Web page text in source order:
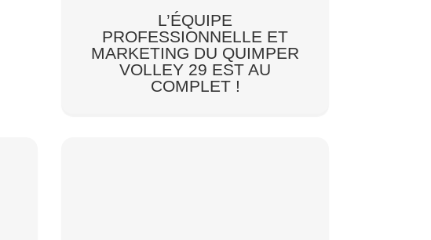
L’ÉQUIPE
PROFESSIONNELLE ET
MARKETING DU QUIMPER
VOLLEY 29 EST AU
COMPLET !